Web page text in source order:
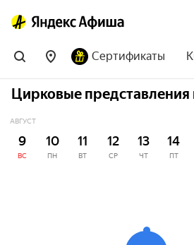
Сертификаты
Цирковые представления
АВГУСТ
9
ВС
10
ПН
11
ВТ
12
СР
13
ЧТ
14
ПТ